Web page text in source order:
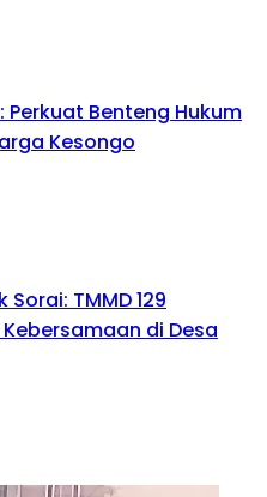
Perkuat Benteng Hukum
Kesongo
TMMD 129
di Desa